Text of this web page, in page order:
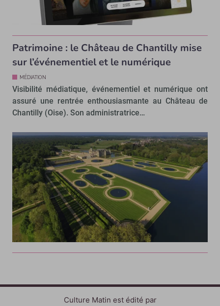
Patrimoine : le Château de Chantilly mise
sur l’événementiel et le numérique
MÉDIATION
Visibilité médiatique, événementiel et numérique ont
assuré une rentrée enthousiasmante au Château de
Chantilly (Oise). Son administratrice…
Culture Matin est édité par